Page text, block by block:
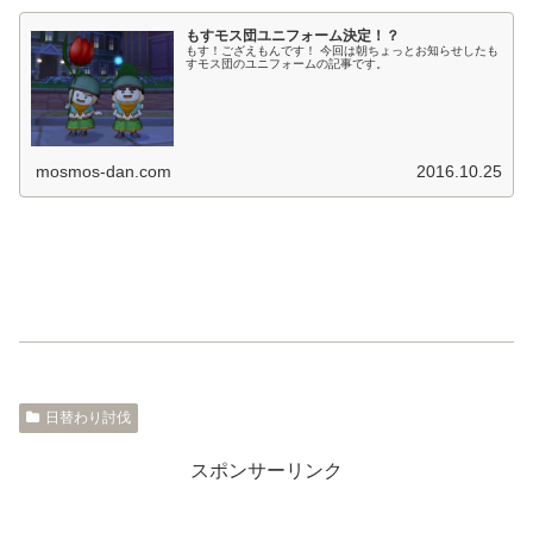
もすモス団ユニフォーム決定！？
もす！ござえもんです！ 今回は朝ちょっとお知らせしたも
すモス団のユニフォームの記事です。
mosmos-dan.com 2016.10.25
日替わり討伐
スポンサーリンク